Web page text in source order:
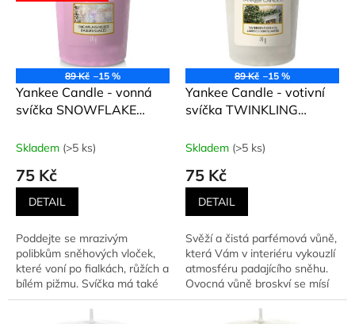
d
89 Kč –15 %
Yankee Candle - vonná
svíčka SNOWFLAKE
vločky) 49 g
Skladem (>5 ks)
75 Kč
DETAIL
Poddejte se mrazivým
polibkům sněhových vloček,
které voní po fialkách, růžích a
bílém pižmu. Svíčka má také
příjemné ovocné tóny s...
89 Kč –15 %
Yankee Candle - votivní
svíčka TWINKLING
světýlka) 49 g
Skladem (>5 ks)
75 Kč
DETAIL
Svěží a čistá parfémová vůně,
která Vám v interiéru vykouzlí
atmosféru padajícího sněhu.
Ovocná vůně broskví se mísí
se sametovým...